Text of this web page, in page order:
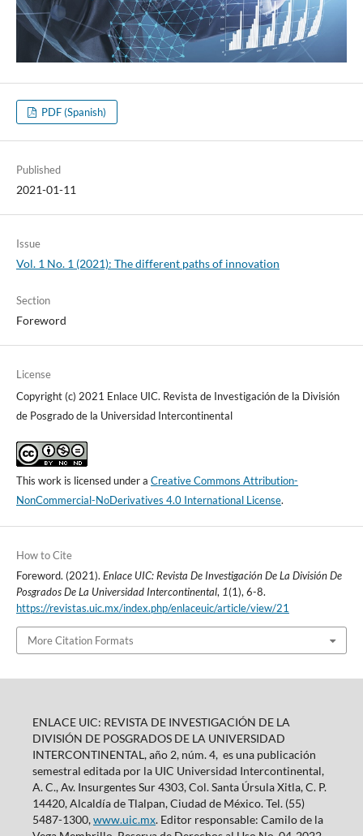
PDF (Spanish)
Published
2021-01-11
Issue
Vol. 1 No. 1 (2021): The different paths of innovation
Section
Foreword
License
Copyright (c) 2021 Enlace UIC. Revista de Investigación de la División
de Posgrado de la Universidad Intercontinental
This work is licensed under a Creative Commons Attribution-
NonCommercial-NoDerivatives 4.0 International License.
How to Cite
Foreword. (2021). Enlace UIC: Revista De Investigación De La División De
Posgrados De La Universidad Intercontinental, 1(1), 6-8.
https://revistas.uic.mx/index.php/enlaceuic/article/view/21
More Citation Formats
ENLACE UIC: REVISTA DE INVESTIGACIÓN DE LA
DIVISIÓN DE POSGRADOS DE LA UNIVERSIDAD
INTERCONTINENTAL, año 2, núm. 4, es una publicación
semestral editada por la UIC Universidad Intercontinental,
A. C., Av. Insurgentes Sur 4303, Col. Santa Úrsula Xitla, C. P.
14420, Alcaldía de Tlalpan, Ciudad de México. Tel. (55)
5487-1300,www.uic.mx. Editor responsable: Camilo de la